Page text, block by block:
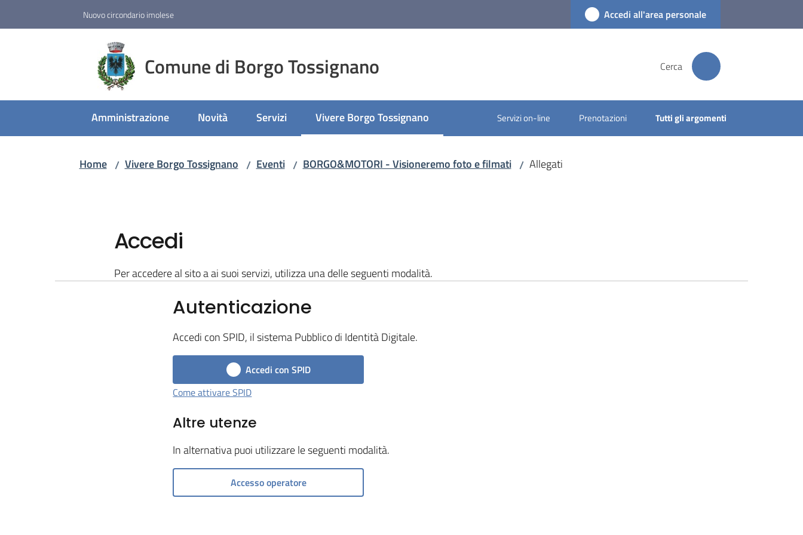
Nuovo circondario imolese Accedi all'area personale
Comune di Borgo Tossignano Cerca
Amministrazione Novità Servizi Vivere Borgo Tossignano
Menu selezionato Servizi on-line Prenotazioni Tutti gli argomenti
Home / Vivere Borgo Tossignano / Eventi / BORGO&MOTORI - Visioneremo foto e filmati / Allegati
Accedi
Per accedere al sito a ai suoi servizi, utilizza una delle seguenti modalità.
Autenticazione
Accedi con SPID, il sistema Pubblico di Identità Digitale.
Accedi con SPID
Come attivare SPID
Altre utenze
In alternativa puoi utilizzare le seguenti modalità.
Accesso operatore